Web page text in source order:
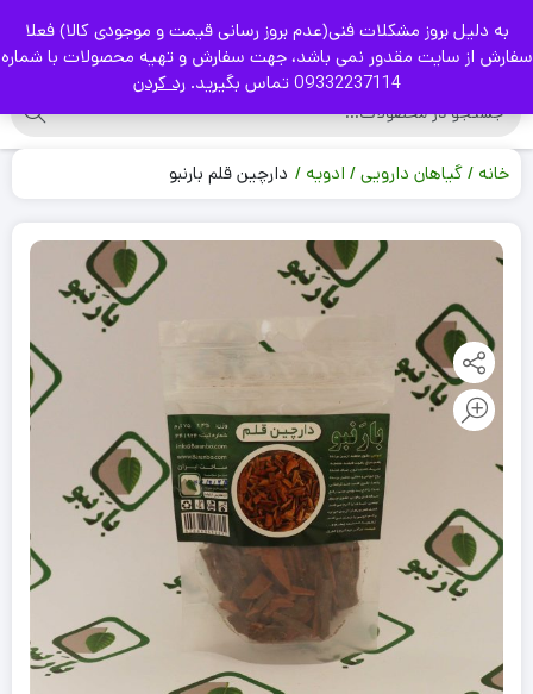
به دلیل بروز مشکلات فنی(عدم بروز رسانی قیمت و موجودی کالا) فعلا
سفارش از سایت مقدور نمی باشد، جهت سفارش و تهیه محصولات با شماره
09332237114 تماس بگیرید.
رد کردن
|
خانه گیاهان دارویی ادویه دارچین قلم بارنبو